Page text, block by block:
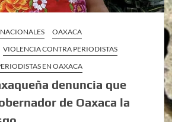
OAXACA
VIOLENCIA CONTRA PERIODISTAS
EN OAXACA
denuncia que
de Oaxaca la